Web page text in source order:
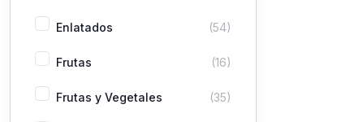
Enlatados (54)
Frutas (16)
Frutas y Vegetales (35)